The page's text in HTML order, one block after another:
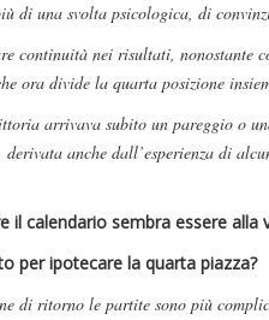
di una svolta psicologica, di
continuità nei risultati, nonostante
ora divide la quarta posizione
arrivava subito un pareggio o
anche dall’esperienza di
il calendario sembra essere alla
per ipotecare la quarta piazza?
di ritorno le partite sono più